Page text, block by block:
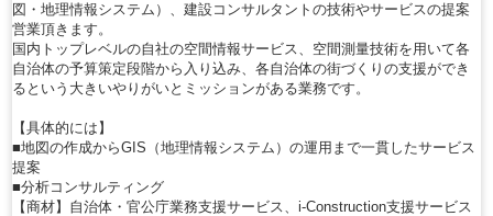
図・地理情報システム）、建設コンサルタントの技術やサービスの提案
営業頂きます。
国内トップレベルの自社の空間情報サービス、空間測量技術を用いて各
自治体の予算策定段階から入り込み、各自治体の街づくりの支援ができ
るという大きいやりがいとミッションがある業務です。
【具体的には】
■地図の作成からGIS（地理情報システム）の運用まで一貫したサービス
提案
■分析コンサルティング
【商材】自治体・官公庁業務支援サービス、i-Construction支援サービス